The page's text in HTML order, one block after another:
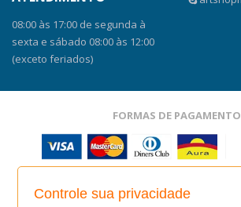
08:00 às 17:00 de segunda à
sexta e sábado 08:00 às 12:00
(exceto feriados)
FORMAS DE PAGAMENTO
SITE SEGURO
SITE SEGURO
Controle sua privacidade